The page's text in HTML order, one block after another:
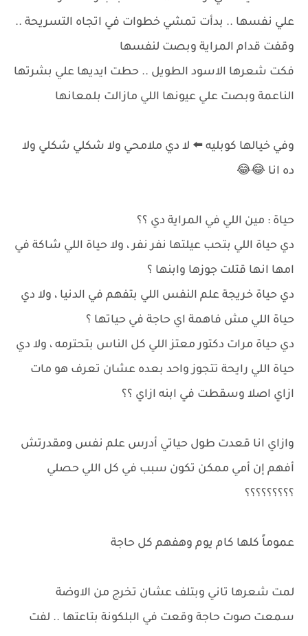
علي نفسها .. بدأت تمشي خطوات في اتجاه التسريحة ..
وقفت قدام المراية وبصت لنفسها
فكت شعرها الاسود الطويل .. حطت ايديها علي بشرتها
الناعمة وبصت علي عيونها اللي مازالت بلمعانها
وفي خيالها كوبليه ⬅️ لا دي ملامحي ولا شكلي شكلي ولا
ده انا 😂😂
حياة : مين اللي في المراية دي ؟؟
دي حياة اللي بتحب عيلتها نفر نفر ، ولا حياة اللي شاكة في
امها انها قتلت جوزها وابنها ؟
دي حياة خريجة علم النفس اللي بتفهم في الدنيا ، ولا دي
حياة اللي مش فاهمة اي حاجة في حياتها ؟
دي حياة مرات دكتور معتز اللي كل الناس بتحترمه ، ولا دي
حياة اللي رايحة تتجوز واحد بعده عشان تعرف هو مات
ازاي اصلا وسقطت في ابنه ازاي ؟؟
وازاي انا قعدت طول حياتي أدرس علم نفس ومقدرتش
أفهم إن أمي ممكن تكون سبب في كل اللي حصلي
؟؟؟؟؟؟؟؟؟
عموماً كلها كام يوم وهفهم كل حاجة
لمت شعرها تاني وبتلف عشان تخرج من الاوضة
سمعت صوت حاجة وقعت في البلكونة بتاعتها .. لفت